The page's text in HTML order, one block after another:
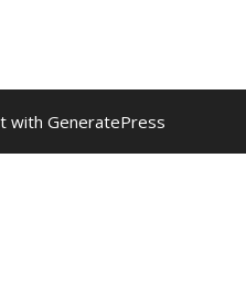
with GeneratePress